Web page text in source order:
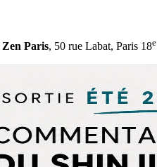
Zen Paris, 50 rue Labat, Paris 18e